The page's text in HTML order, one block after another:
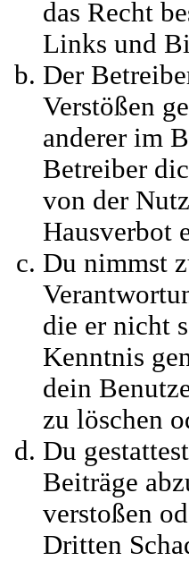
das Recht
Links und
Der
Verstößen
anderer im
Betreiber
von der
Hausverbot
Du nimmst
die er nicht
Kenntnis
dein
zu löschen
Du
Beiträge
verstoßen
Dritten